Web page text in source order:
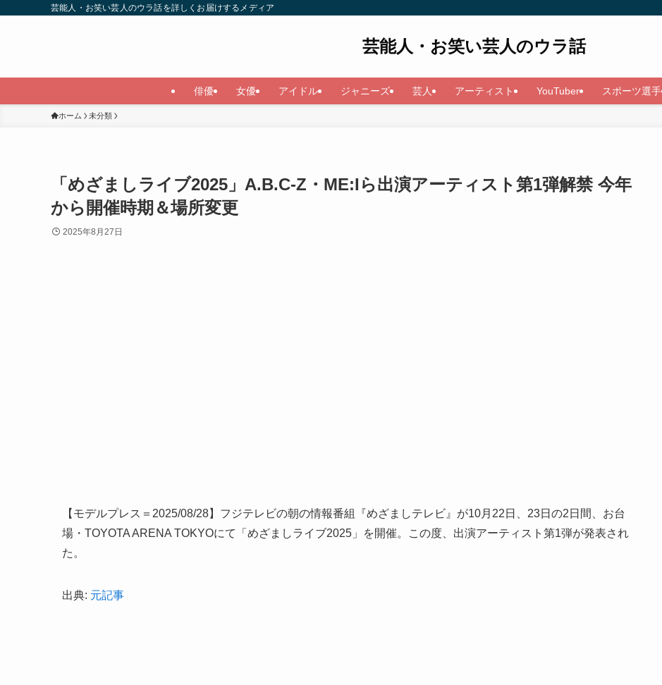
芸能人・お笑い芸人のウラ話を詳しくお届けするメディア
芸能人・お笑い芸人のウラ話
俳優 女優 アイドル ジャニーズ 芸人 アーティスト YouTuber スポーツ選手
ホーム 未分類
「めざましライブ2025」A.B.C-Z・ME:Iら出演アーティスト第1弾解禁 今年
から開催時期＆場所変更
2025年8月27日
【モデルプレス＝2025/08/28】フジテレビの朝の情報番組『めざましテレビ』が10月22日、23日の2日間、お台
場・TOYOTA ARENA TOKYOにて「めざましライブ2025」を開催。この度、出演アーティスト第1弾が発表され
た。
出典: 元記事